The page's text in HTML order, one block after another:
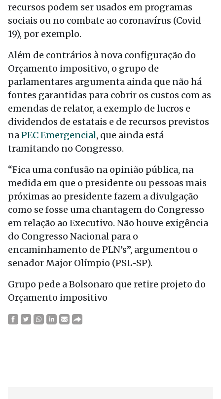
recursos podem ser usados em programas
sociais ou no combate ao coronavírus (Covid-
19), por exemplo.
Além de contrários à nova configuração do
Orçamento impositivo, o grupo de
parlamentares argumenta ainda que não há
fontes garantidas para cobrir os custos com as
emendas de relator, a exemplo de lucros e
dividendos de estatais e de recursos previstos
naPEC Emergencial, que ainda está
tramitando no Congresso.
“Fica uma confusão na opinião pública, na
medida em que o presidente ou pessoas mais
próximas ao presidente fazem a divulgação
como se fosse uma chantagem do Congresso
em relação ao Executivo. Não houve exigência
do Congresso Nacional para o
encaminhamento de PLN’s”, argumentou o
senador Major Olímpio (PSL-SP).
Grupo pede a Bolsonaro que retire projeto do
Orçamento impositivo